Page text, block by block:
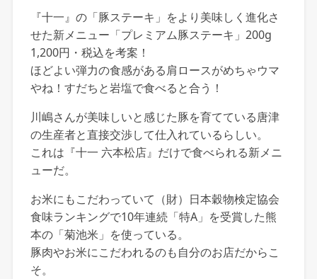
『十一』の「豚ステーキ」をより美味しく進化さ
せた新メニュー「プレミアム豚ステーキ」200g
1,200円・税込を考案！
ほどよい弾力の食感がある肩ロースがめちゃウマ
やね！すだちと岩塩で食べると合う！
川嶋さんが美味しいと感じた豚を育てている唐津
の生産者と直接交渉して仕入れているらしい。
これは『十一 六本松店』だけで食べられる新メニ
ューだ。
お米にもこだわっていて（財）日本穀物検定協会
食味ランキングで10年連続「特A」を受賞した熊
本の「菊池米」を使っている。
豚肉やお米にこだわれるのも自分のお店だからこ
そ。